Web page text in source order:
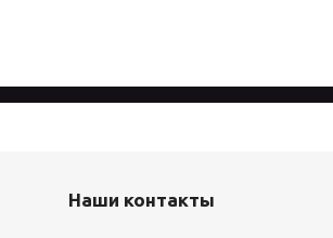
Наши контакты